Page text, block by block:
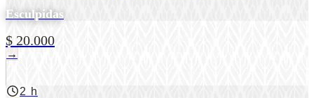
Esculpidas
$ 20.000
→
2 h